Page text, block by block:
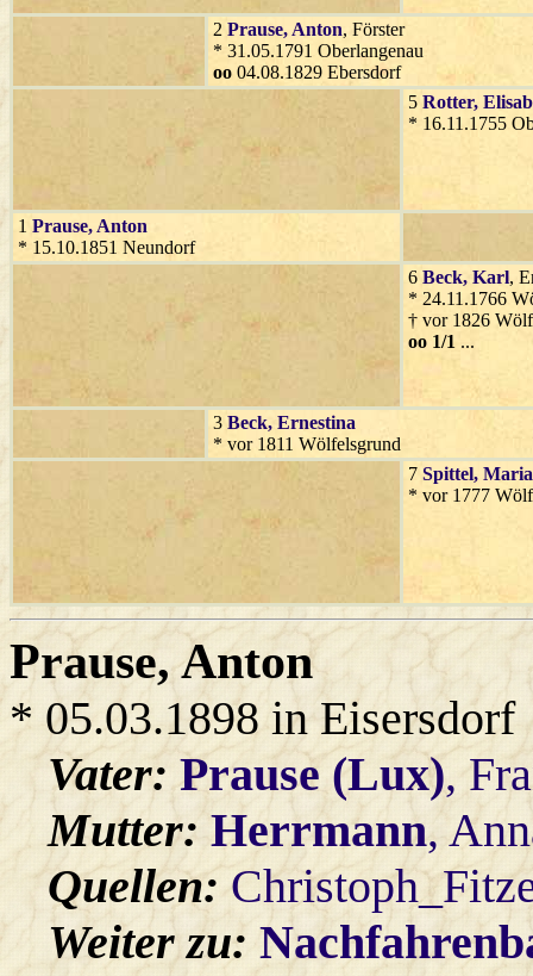
2 Prause, Anton, Förster
* 31.05.1791 Oberlangenau
oo 04.08.1829 Ebersdorf
5 Rotter,
* 16.11.1755
1 Prause, Anton
* 15.10.1851 Neundorf
6 Beck, Karl,
* 24.11.1766
† vor 1826
oo 1/1 ...
3 Beck, Ernestina
* vor 1811 Wölfelsgrund
7 Spittel,
* vor 1777
Prause, Anton
* 05.03.1898 in Eisersdorf
Vater:Prause (Lux),
Mutter:Herrmann,
Quellen:
Weiter zu: